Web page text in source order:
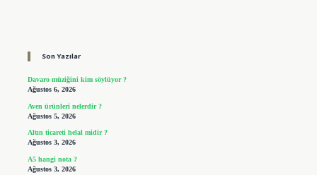
Son Yazılar
Davaro müziğini kim söylüyor ?
Ağustos 6, 2026
Aven ürünleri nelerdir ?
Ağustos 5, 2026
Altın ticareti helal midir ?
Ağustos 3, 2026
A5 hangi nota ?
Ağustos 3, 2026